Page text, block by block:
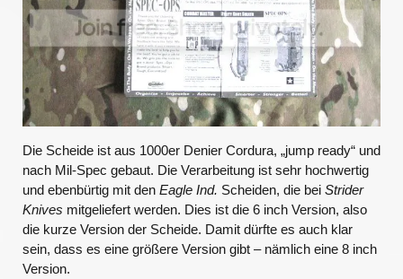
Die Scheide ist aus 1000er Denier Cordura, „jump ready“ und
nach Mil-Spec gebaut. Die Verarbeitung ist sehr hochwertig
und ebenbürtig mit den Eagle Ind. Scheiden, die bei Strider
Knives mitgeliefert werden. Dies ist die 6 inch Version, also
die kurze Version der Scheide. Damit dürfte es auch klar
sein, dass es eine größere Version gibt – nämlich eine 8 inch
Version.